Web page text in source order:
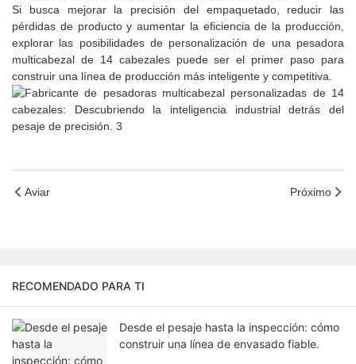
Si busca mejorar la precisión del empaquetado, reducir las
pérdidas de producto y aumentar la eficiencia de la producción,
explorar las posibilidades de personalización de una pesadora
multicabezal de 14 cabezales puede ser el primer paso para
construir una línea de producción más inteligente y competitiva.
Aviar Próximo
RECOMENDADO PARA TI
Desde el pesaje hasta la inspección: cómo
construir una línea de envasado fiable.